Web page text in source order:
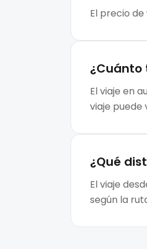
El precio
¿Cuánto
El viaje en
viaje puede
¿Qué
El viaje
según la